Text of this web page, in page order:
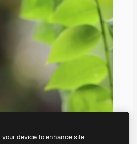
device to enhance site